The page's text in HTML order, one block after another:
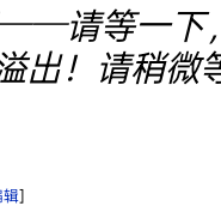
请等一下，
出！请稍微
]